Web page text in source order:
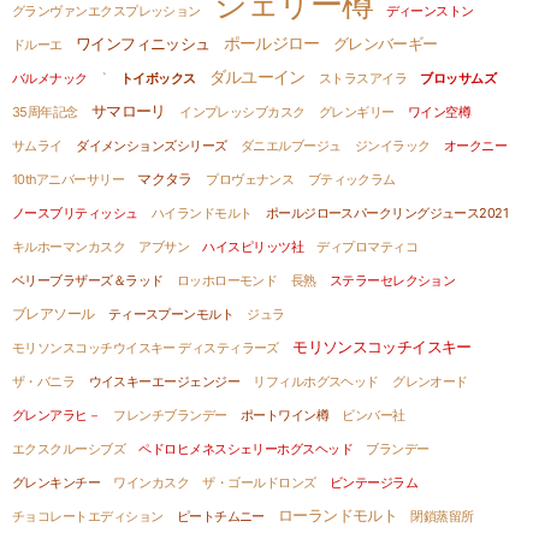
グランヴァンエクスプレッション
ディーンストン
ドルーエ
ワインフィニッシュ ポールジロー グレンバーギー
バルメナック ` トイボックス ダルユーイン ストラスアイラ
ブロッサムズ
35周年記念
サマローリ インプレッシブカスク グレンギリー
ワイン空樽
サムライ
ダイメンションズシリーズ ダニエルブージュ ジンイラック
オークニー
10thアニバーサリー
マクタラ プロヴェナンス
ブティックラム
ノースブリティッシュ
ハイランドモルト
ポールジロースパークリングジュース2021
キルホーマンカスク
アブサン ハイスピリッツ社
ディプロマティコ
ベリーブラザーズ＆ラッド
ロッホローモンド 長熟 ステラーセレクション
ブレアソール ティースプーンモルト
ジュラ
モリソンスコッチウイスキー ディスティラーズ
モリソンスコッチイスキー
ザ・バニラ ウイスキーエージェンジー リフィルホグスヘッド
グレンオード
グレンアラヒ－
フレンチブランデー ポートワイン樽
ビンバー社
エクスクルーシブズ
ペドロヒメネスシェリーホグスヘッド
ブランデー
グレンキンチー
ワインカスク ザ・ゴールドロンズ
ビンテージラム
チョコレートエディション
ピートチムニー ローランドモルト 閉鎖蒸留所